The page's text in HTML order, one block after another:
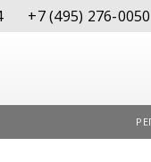
+7 (495) 276-0050